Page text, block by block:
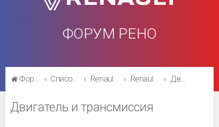
ФОРУМ РЕНО
Форум Рено Список форумов Renault Kaptur Renault Kaptur Двигатель и трансмиссия
Двигатель и трансмиссия